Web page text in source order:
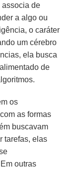
associa de
a algo ou
o caráter
um cérebro
ela busca
de
os
as formas
buscavam
tarefas, elas
outras